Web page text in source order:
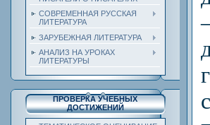
СОВРЕМЕННАЯ РУССКАЯ
ЛИТЕРАТУРА
ЗАРУБЕЖНАЯ ЛИТЕРАТУРА
АНАЛИЗ НА УРОКАХ
ЛИТЕРАТУРЫ
ПРОВЕРКА УЧЕБНЫХ
ДОСТИЖЕНИЙ